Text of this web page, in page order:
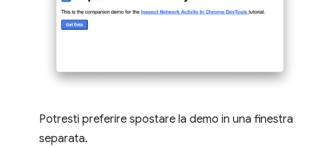
Potresti preferire spostare la demo in una finestra
separata.